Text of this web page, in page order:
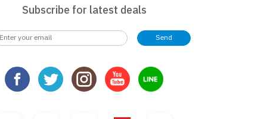
Subscribe for latest deals
Send